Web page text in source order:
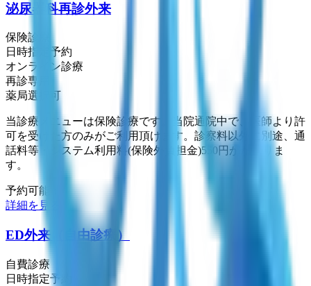
泌尿器科再診外来
保険診療
日時指定予約
オンライン診療
再診専用
薬局選択可
当診療メニューは保険診療です。当院通院中で、医師より許
可を受けた方のみがご利用頂けます。診察料以外に別途、通
話料等・システム利用料(保険外負担金)550円がかかりま
す。
予約可能：
詳細を見る
ED外来（自由診療）
自費診療
日時指定予約